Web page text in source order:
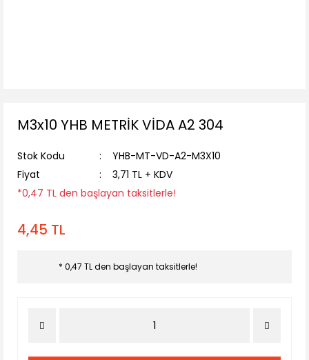
M3x10 YHB METRİK VİDA A2 304
Stok Kodu
YHB-MT-VD-A2-M3X10
Fiyat
3,71 TL + KDV
*0,47 TL den başlayan taksitlerle!
4,45 TL
* 0,47 TL den başlayan taksitlerle!